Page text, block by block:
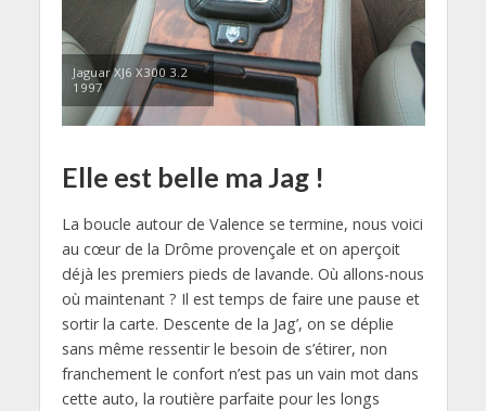
Jaguar XJ6 X300 3.2
1997
Elle est belle ma Jag !
La boucle autour de Valence se termine, nous voici
au cœur de la Drôme provençale et on aperçoit
déjà les premiers pieds de lavande. Où allons-nous
où maintenant ? Il est temps de faire une pause et
sortir la carte. Descente de la Jag’, on se déplie
sans même ressentir le besoin de s’étirer, non
franchement le confort n’est pas un vain mot dans
cette auto, la routière parfaite pour les longs